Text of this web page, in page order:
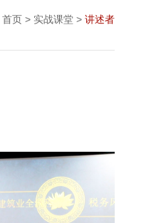
首页 > 实战课堂 > 讲述者